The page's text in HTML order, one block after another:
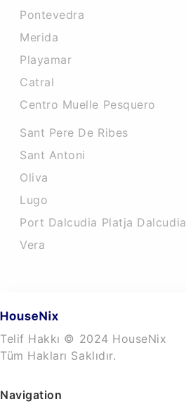
Pontevedra
Merida
Playamar
Catral
Centro Muelle Pesquero
Sant Pere De Ribes
Sant Antoni
Oliva
Lugo
Port Dalcudia Platja Dalcudia
Vera
Telif Hakkı © 2024 HouseNix
Tüm Hakları Saklıdır.
Navigation